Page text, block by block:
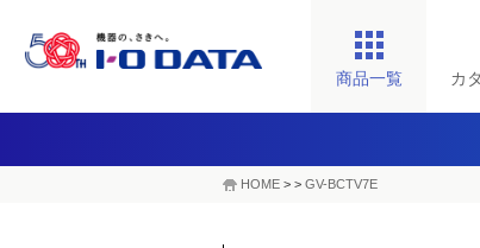
商品一覧 カ
HOME > > GV-BCTV7E